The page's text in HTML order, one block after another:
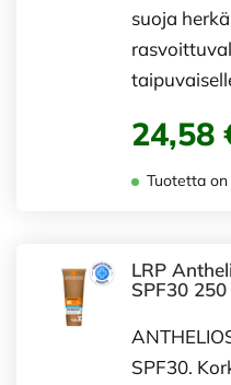
suoja
24,58
Tuotetta
LRP
SPF30 250
SPF30.